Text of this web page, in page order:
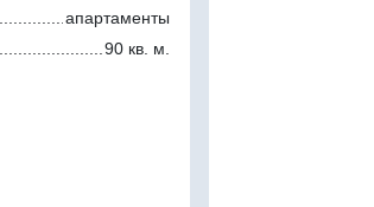
апартаменты
90 кв. м.